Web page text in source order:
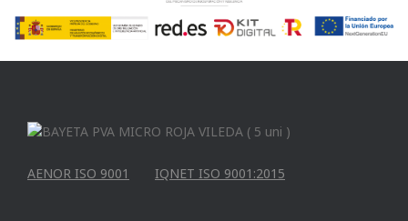
AENOR ISO 9001 IQNET ISO 9001:2015